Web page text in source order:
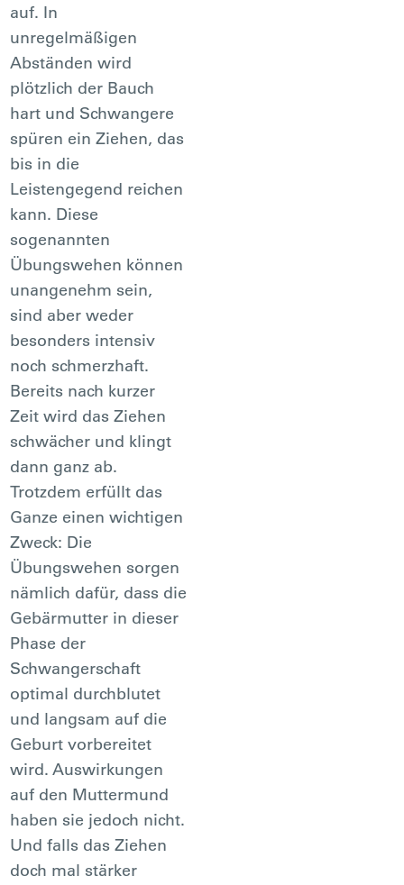
auf. In
unregelmäßigen
Abständen wird
plötzlich der Bauch
hart und Schwangere
spüren ein Ziehen, das
bis in die
Leistengegend reichen
kann. Diese
sogenannten
Übungswehen können
unangenehm sein,
sind aber weder
besonders intensiv
noch schmerzhaft.
Bereits nach kurzer
Zeit wird das Ziehen
schwächer und klingt
dann ganz ab.
Trotzdem erfüllt das
Ganze einen wichtigen
Zweck: Die
Übungswehen sorgen
nämlich dafür, dass die
Gebärmutter in dieser
Phase der
Schwangerschaft
optimal durchblutet
und langsam auf die
Geburt vorbereitet
wird. Auswirkungen
auf den Muttermund
haben sie jedoch nicht.
Und falls das Ziehen
doch mal stärker